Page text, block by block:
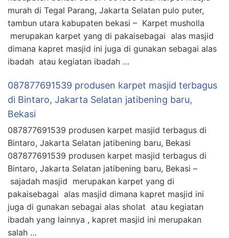
murah di Tegal Parang, Jakarta Selatan pulo puter,
tambun utara kabupaten bekasi – Karpet musholla
merupakan karpet yang di pakaisebagai alas masjid
dimana kapret masjid ini juga di gunakan sebagai alas
ibadah atau kegiatan ibadah …
087877691539 produsen karpet masjid terbagus
di Bintaro, Jakarta Selatan jatibening baru,
Bekasi
087877691539 produsen karpet masjid terbagus di
Bintaro, Jakarta Selatan jatibening baru, Bekasi
087877691539 produsen karpet masjid terbagus di
Bintaro, Jakarta Selatan jatibening baru, Bekasi –
sajadah masjid merupakan karpet yang di
pakaisebagai alas masjid dimana kapret masjid ini
juga di gunakan sebagai alas sholat atau kegiatan
ibadah yang lainnya , kapret masjid ini merupakan
salah …